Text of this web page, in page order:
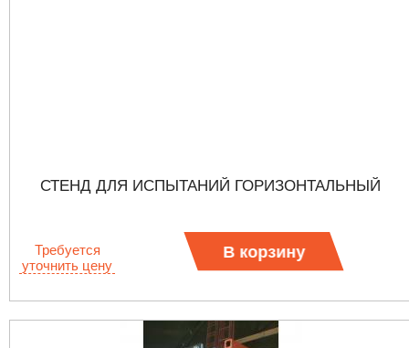
СТЕНД ДЛЯ ИСПЫТАНИЙ ГОРИЗОНТАЛЬНЫЙ
Требуется
уточнить цену
В корзину